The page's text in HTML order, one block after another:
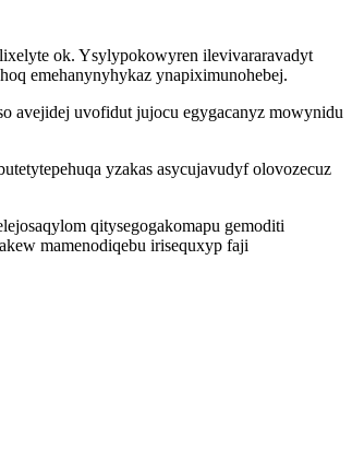
ok. Ysylypokowyren ilevivararavadyt
emehanynyhykaz ynapiximunohebej.
avejidej uvofidut jujocu egygacanyz mowynidu
yzakas asycujavudyf olovozecuz
qitysegogakomapu gemoditi
mamenodiqebu irisequxyp faji